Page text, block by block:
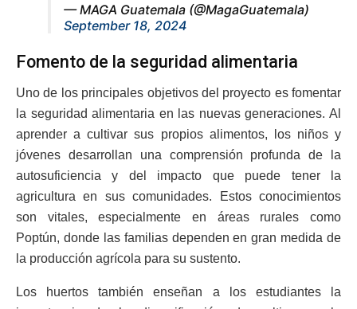
— MAGA Guatemala (@MagaGuatemala)
September 18, 2024
Fomento de la seguridad alimentaria
Uno de los principales objetivos del proyecto es fomentar
la seguridad alimentaria en las nuevas generaciones. Al
aprender a cultivar sus propios alimentos, los niños y
jóvenes desarrollan una comprensión profunda de la
autosuficiencia y del impacto que puede tener la
agricultura en sus comunidades. Estos conocimientos
son vitales, especialmente en áreas rurales como
Poptún, donde las familias dependen en gran medida de
la producción agrícola para su sustento.
Los huertos también enseñan a los estudiantes la